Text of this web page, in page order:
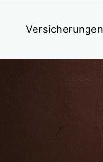
Versicherungen